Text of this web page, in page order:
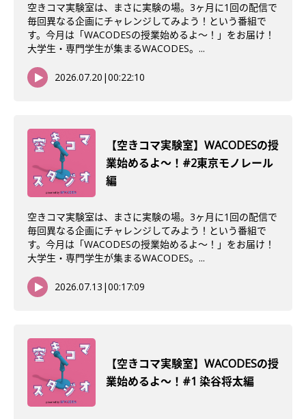
空きコマ実験室は、まさに実験の場。3ヶ月に1回の配信で
毎回異なる企画にチャレンジしてみよう！という番組で
す。今月は「WACODESの授業始めるよ～！」をお届け！
大学生・専門学生が集まるWACODES。...
2026.07.20 |00:22:10
【空きコマ実験室】WACODESの授
業始めるよ〜！#2東京モノレール
編
空きコマ実験室は、まさに実験の場。3ヶ月に1回の配信で
毎回異なる企画にチャレンジしてみよう！という番組で
す。今月は「WACODESの授業始めるよ～！」をお届け！
大学生・専門学生が集まるWACODES。...
2026.07.13 |00:17:09
【空きコマ実験室】WACODESの授
業始めるよ～！#1 染谷将太編